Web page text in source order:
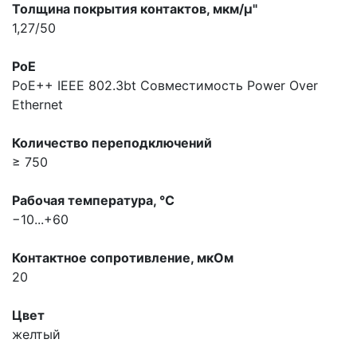
Толщина покрытия контактов, мкм/µ"
1,27/50
PoE
PoE++ IEEE 802.3bt Совместимость Power Over
Ethernet
Количество переподключений
≥ 750
Рабочая температура, °С
−10...+60
Контактное сопротивление, мкOм
20
Цвет
желтый